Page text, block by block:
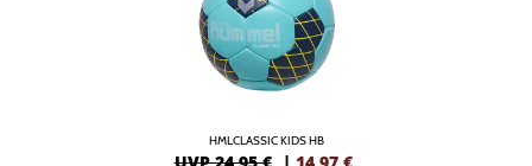
HMLCLASSIC KIDS HB
UVP 24,95 € | 14,97 €